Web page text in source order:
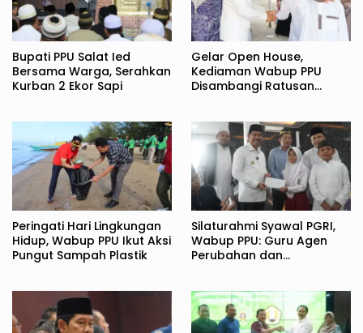
Bupati PPU Salat Ied
Bersama Warga, Serahkan
Kurban 2 Ekor Sapi
Gelar Open House,
Kediaman Wabup PPU
Disambangi Ratusan
Peringati Hari Lingkungan
Hidup, Wabup PPU Ikut Aksi
Pungut Sampah Plastik
Silaturahmi Syawal PGRI,
Wabup PPU: Guru Agen
Perubahan dan